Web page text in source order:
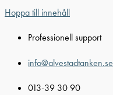
Hoppa till innehåll
Professionell support
info@alvestadtanken.se
013-39 30 90